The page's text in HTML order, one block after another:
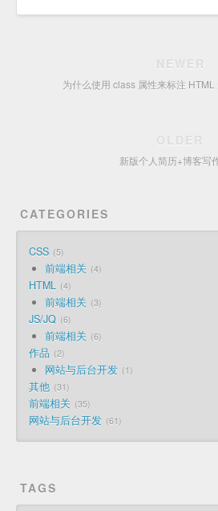
NEWER
为什么使用 class 属性来标注
OLDER
新版个人简历+博客写
CATEGORIES
CSS 5
前端相关 4
HTML 4
前端相关 3
JS/JQ 6
前端相关 6
作品 2
网站与后台开发 1
其他 31
前端相关 35
网站与后台开发 61
TAGS